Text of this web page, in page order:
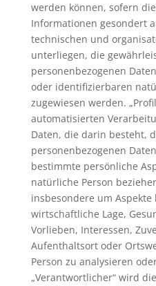
werden können, sofern
Informationen gesondert
technischen und
unterliegen, die
personenbezogenen
oder identifizierbaren
zugewiesen werden.
automatisierten
Daten, die darin besteht,
personenbezogenen
bestimmte persönliche
natürliche Person
insbesondere um
wirtschaftliche Lage,
Vorlieben, Interessen,
Aufenthaltsort oder
Person zu analysieren
„Verantwortlicher“ wird